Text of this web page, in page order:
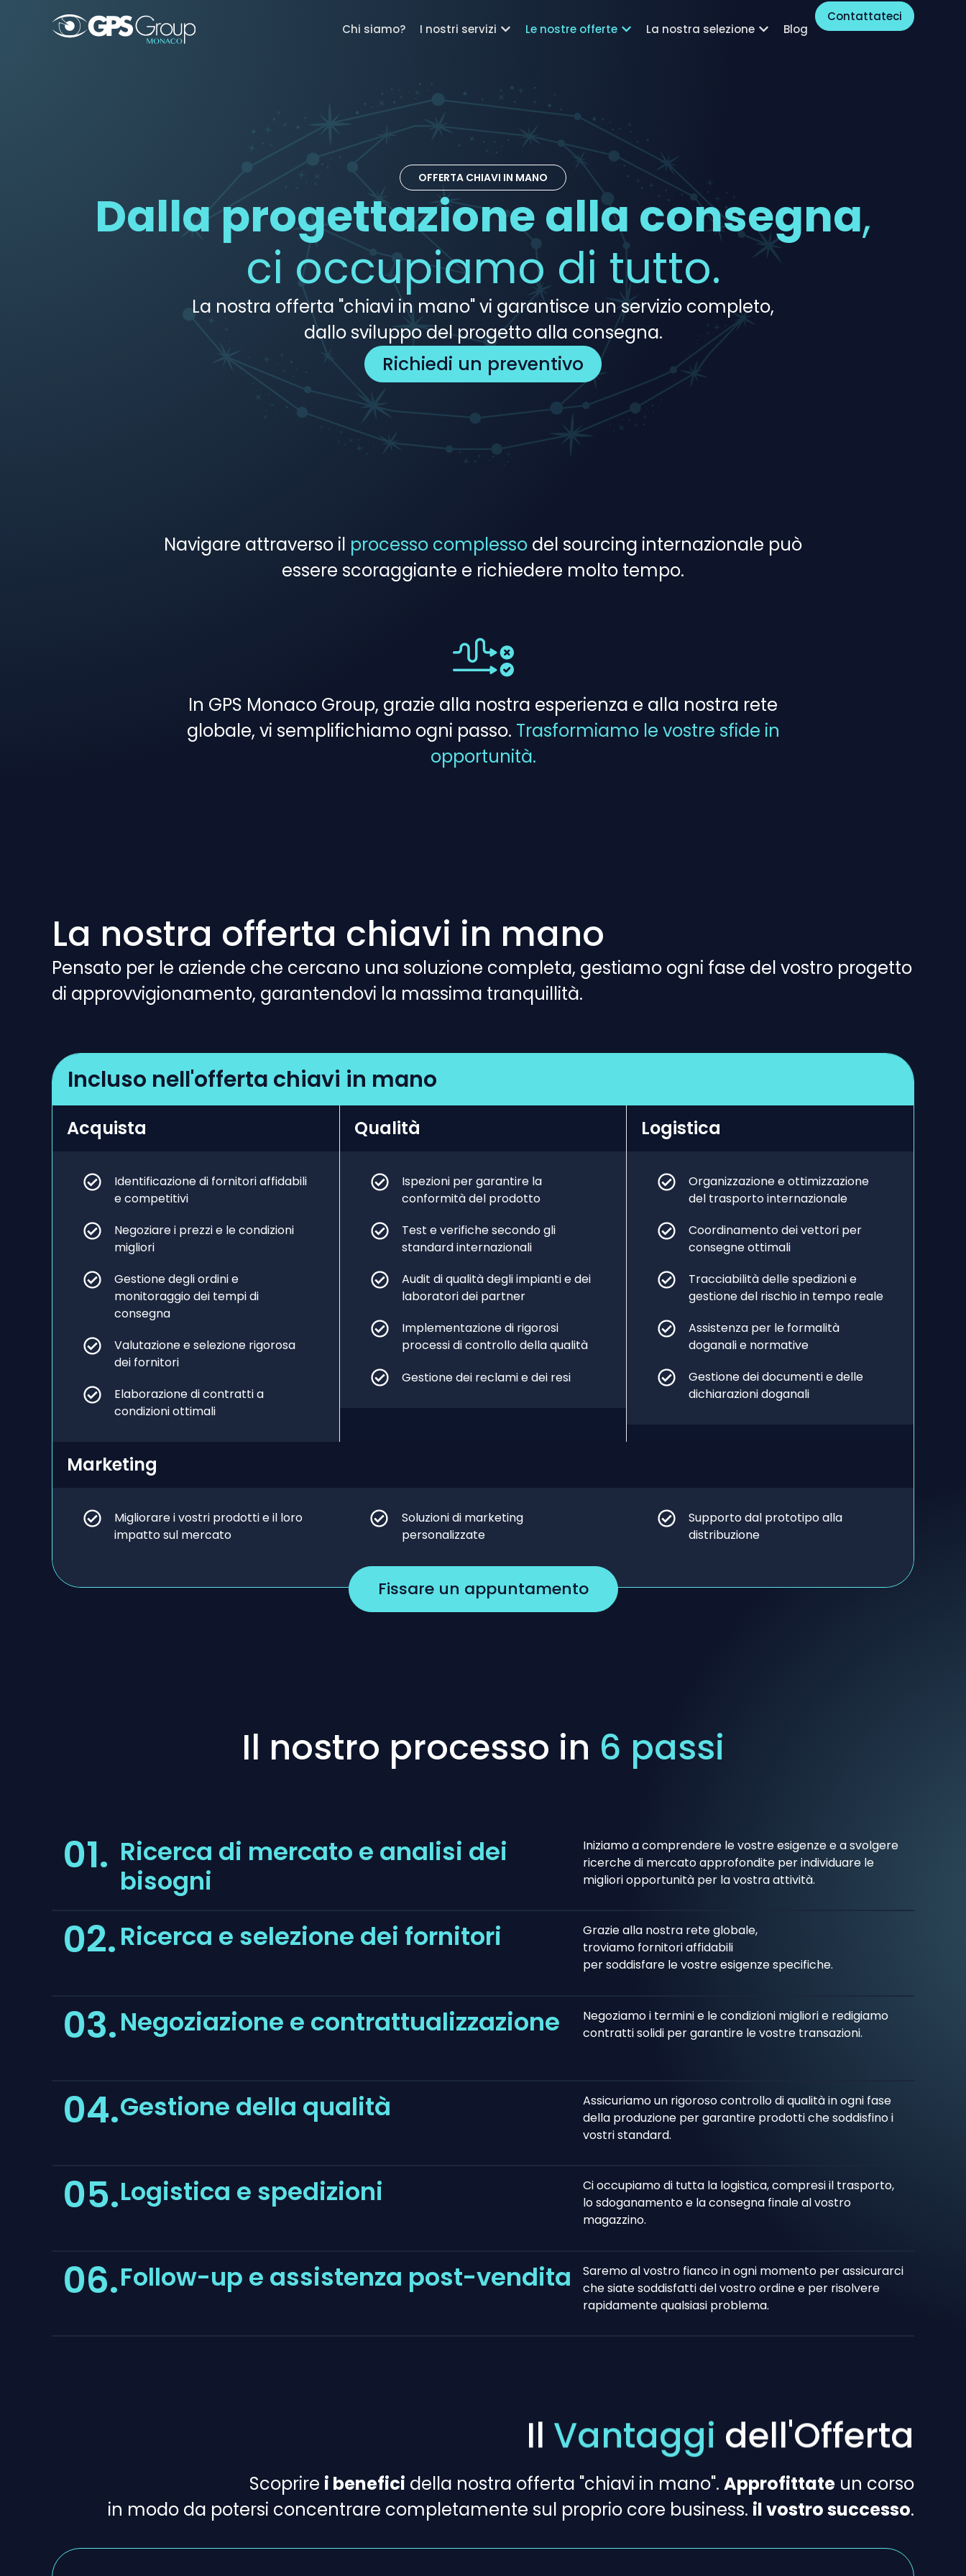
Chi siamo? I nostri servizi Le nostre offerte La nostra selezione Blog
Contattateci
OFFERTA CHIAVI IN MANO
Dalla progettazione alla consegna,
ci occupiamo di tutto.
La nostra offerta "chiavi in mano" vi garantisce un servizio completo,
dallo sviluppo del progetto alla consegna.
Richiedi un preventivo
Navigare attraverso il processo complesso del sourcing internazionale può
essere scoraggiante e richiedere molto tempo.
In GPS Monaco Group, grazie alla nostra esperienza e alla nostra rete
globale, vi semplifichiamo ogni passo. Trasformiamo le vostre sfide in
opportunità.
La nostra offerta chiavi in mano
Pensato per le aziende che cercano una soluzione completa, gestiamo ogni fase del vostro progetto
di approvvigionamento, garantendovi la massima tranquillità.
Incluso nell'offerta chiavi in mano
Acquista
Identificazione di fornitori affidabili
e competitivi
Negoziare i prezzi e le condizioni
migliori
Gestione degli ordini e
monitoraggio dei tempi di
consegna
Valutazione e selezione rigorosa
dei fornitori
Elaborazione di contratti a
condizioni ottimali
Qualità
Ispezioni per garantire la
conformità del prodotto
Test e verifiche secondo gli
standard internazionali
Audit di qualità degli impianti e dei
laboratori dei partner
Implementazione di rigorosi
processi di controllo della qualità
Gestione dei reclami e dei resi
Logistica
Organizzazione e ottimizzazione
del trasporto internazionale
Coordinamento dei vettori per
consegne ottimali
Tracciabilità delle spedizioni e
gestione del rischio in tempo reale
Assistenza per le formalità
doganali e normative
Gestione dei documenti e delle
dichiarazioni doganali
Marketing
Migliorare i vostri prodotti e il loro
impatto sul mercato
Soluzioni di marketing
personalizzate
Supporto dal prototipo alla
distribuzione
Fissare un appuntamento
Il nostro processo in 6 passi
01. Ricerca di mercato e analisi dei
bisogni
Iniziamo a comprendere le vostre esigenze e a svolgere
ricerche di mercato approfondite per individuare le
migliori opportunità per la vostra attività.
02.Ricerca e selezione dei fornitori
Grazie alla nostra rete globale,
troviamo fornitori affidabili
per soddisfare le vostre esigenze specifiche.
03.Negoziazione e contrattualizzazione
Negoziamo i termini e le condizioni migliori e redigiamo
contratti solidi per garantire le vostre transazioni.
04.Gestione della qualità
Assicuriamo un rigoroso controllo di qualità in ogni fase
della produzione per garantire prodotti che soddisfino i
vostri standard.
05.Logistica e spedizioni
Ci occupiamo di tutta la logistica, compresi il trasporto,
lo sdoganamento e la consegna finale al vostro
magazzino.
06.Follow-up e assistenza post-vendita
Saremo al vostro fianco in ogni momento per assicurarci
che siate soddisfatti del vostro ordine e per risolvere
rapidamente qualsiasi problema.
Il Vantaggi dell'Offerta
Scoprire i benefici della nostra offerta "chiavi in mano". Approfittate un corso
in modo da potersi concentrare completamente sul proprio core business. il vostro successo.